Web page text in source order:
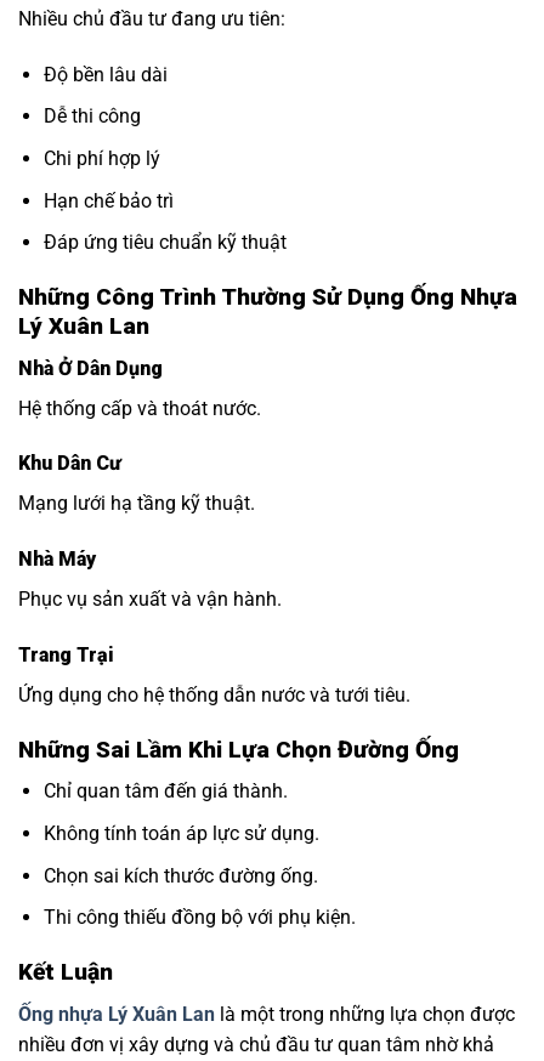
Nhiều chủ đầu tư đang ưu tiên:
Độ bền lâu dài
Dễ thi công
Chi phí hợp lý
Hạn chế bảo trì
Đáp ứng tiêu chuẩn kỹ thuật
Những Công Trình Thường Sử Dụng Ống Nhựa
Lý Xuân Lan
Nhà Ở Dân Dụng
Hệ thống cấp và thoát nước.
Khu Dân Cư
Mạng lưới hạ tầng kỹ thuật.
Nhà Máy
Phục vụ sản xuất và vận hành.
Trang Trại
Ứng dụng cho hệ thống dẫn nước và tưới tiêu.
Những Sai Lầm Khi Lựa Chọn Đường Ống
Chỉ quan tâm đến giá thành.
Không tính toán áp lực sử dụng.
Chọn sai kích thước đường ống.
Thi công thiếu đồng bộ với phụ kiện.
Kết Luận
Ống nhựa Lý Xuân Lan là một trong những lựa chọn được
nhiều đơn vị xây dựng và chủ đầu tư quan tâm nhờ khả